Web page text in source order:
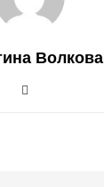
Волкова